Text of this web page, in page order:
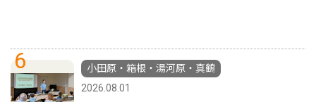
6
小田原・箱根・湯河原・真鶴
2026.08.01